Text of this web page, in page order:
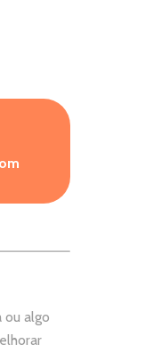
ou algo